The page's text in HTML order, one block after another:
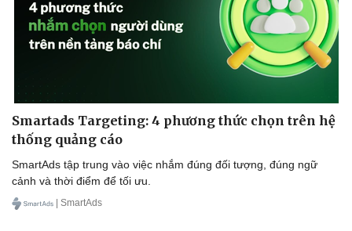
Smartads Targeting: 4 phương thức chọn trên hệ
thống quảng cáo
SmartAds tập trung vào việc nhắm đúng đối tượng, đúng ngữ
cảnh và thời điểm để tối ưu.
| SmartAds